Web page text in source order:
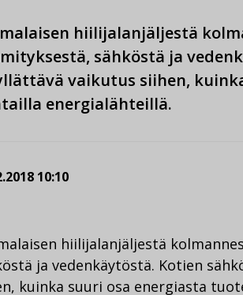
hiilijalanjäljestä
sähköstä ja
vaikutus siihen,
energialähteillä.
10:10
hiilijalanjäljestä
ja vedenkäytöstä. Kotien
kuinka suuri osa energiasta